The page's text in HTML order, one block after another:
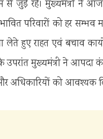
से जुड़े रहे। मुख्यमंत्री ने आज
परिवारों को हर
हुए राहत एवं बचाव
के उपरांत मुख्यमंत्री ने
अधिकारियों को आवश्यक